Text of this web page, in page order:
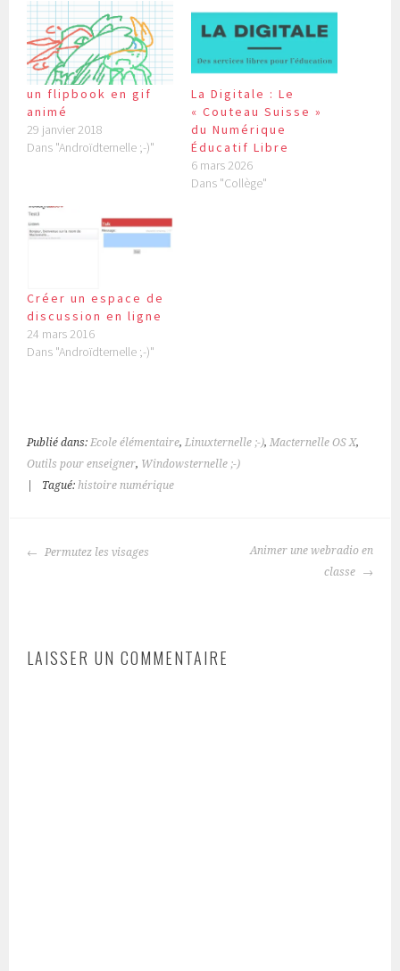
un flipbook en gif
animé
29 janvier 2018
Dans "Androïdternelle ;-)"
La Digitale : Le
« Couteau Suisse »
du Numérique
Éducatif Libre
6 mars 2026
Dans "Collège"
Créer un espace de
discussion en ligne
24 mars 2016
Dans "Androïdternelle ;-)"
Publié dans:Ecole élémentaire,Linuxternelle ;-),Macternelle OS X,
Outils pour enseigner, Windowsternelle ;-)
Tagué:histoire numérique
NAVIGATION
Permutez les visages
Animer une webradio en
classe
LAISSER UN COMMENTAIRE